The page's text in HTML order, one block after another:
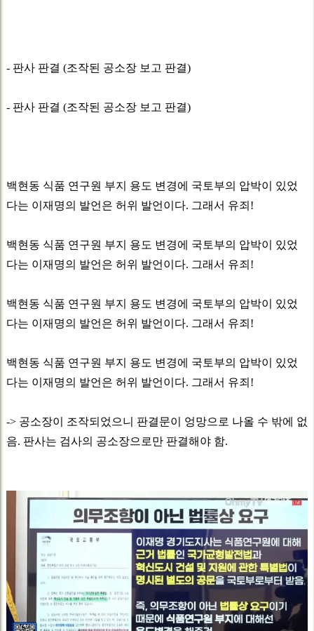
- 판사 판결 (조작된 공소장 보고 판결)
- 판사 판결 (조작된 공소장 보고 판결)
백현동 식품 연구원 부지 용도 변경에 국토부의 압박이 있었
다는 이재명의 발언은 허위 발언이다. 그래서 유죄!
백현동 식품 연구원 부지 용도 변경에 국토부의 압박이 있었
다는 이재명의 발언은 허위 발언이다. 그래서 유죄!
백현동 식품 연구원 부지 용도 변경에 국토부의 압박이 있었
다는 이재명의 발언은 허위 발언이다. 그래서 유죄!
백현동 식품 연구원 부지 용도 변경에 국토부의 압박이 있었
다는 이재명의 발언은 허위 발언이다. 그래서 유죄!
-> 공소장이 조작되었으니 판결문이 엉망으로 나올 수 밖에 없
음. 판사는 검사의 공소장으로만 판결해야 함.